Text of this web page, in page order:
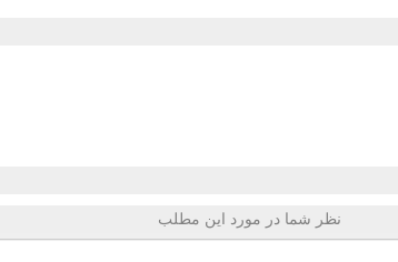
نظر شما در مورد این مطلب